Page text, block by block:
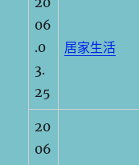
06
.0
3.
25
居家生活
20
06